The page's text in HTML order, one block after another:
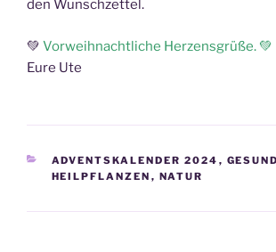
den Wunschzettel.
💚 Vorweihnachtliche Herzensgrüße. 💚
Eure Ute
KATEGORIEN
ADVENTSKALENDER 2024 ,
HEILPFLANZEN , NATUR